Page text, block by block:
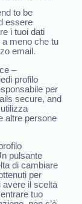
to be
essere
i tuoi dati
a meno che tu
email.
–
profilo
per
secure, and
altre persone
pulsante
di cambiare
per
avere il scelta
tuo